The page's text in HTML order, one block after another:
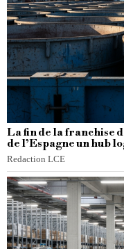
La fin de la franchise
de l’Espagne un hub
Redaction LCE